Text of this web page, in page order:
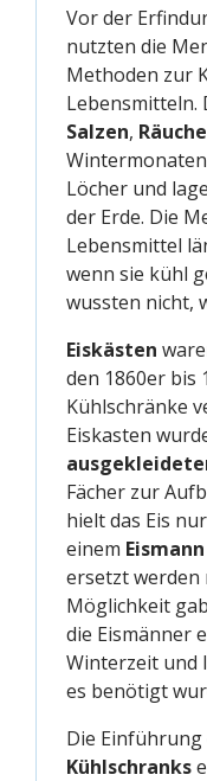
Vor der
nutzten die
Methoden zur
Lebensmitteln.
Salzen,
Löcher und
der Erde. Die
Lebensmittel
wenn sie kühl
wussten nicht,
Eiskästen
den 1860er bis
Kühlschränke
Eiskasten
Fächer zur
hielt das Eis
einem Eismann
ersetzt werden
Möglichkeit
die Eismänner
Winterzeit und
es benötigt
Die Einführung
Kühlschranks